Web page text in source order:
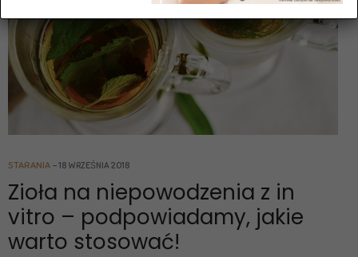
STARANIA 18 WRZEŚNIA 2018
Zioła na niepowodzenia z in
vitro – podpowiadamy, jakie
warto stosować!